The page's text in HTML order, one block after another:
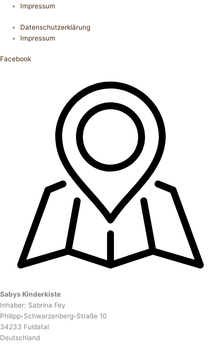
Impressum
Datenschutzerklärung
Impressum
Facebook
Sabys Kinderkiste
Inhaber: Sabrina Fey
Philipp-Schwarzenberg-Straße 10
34233 Fuldatal
Deutschland